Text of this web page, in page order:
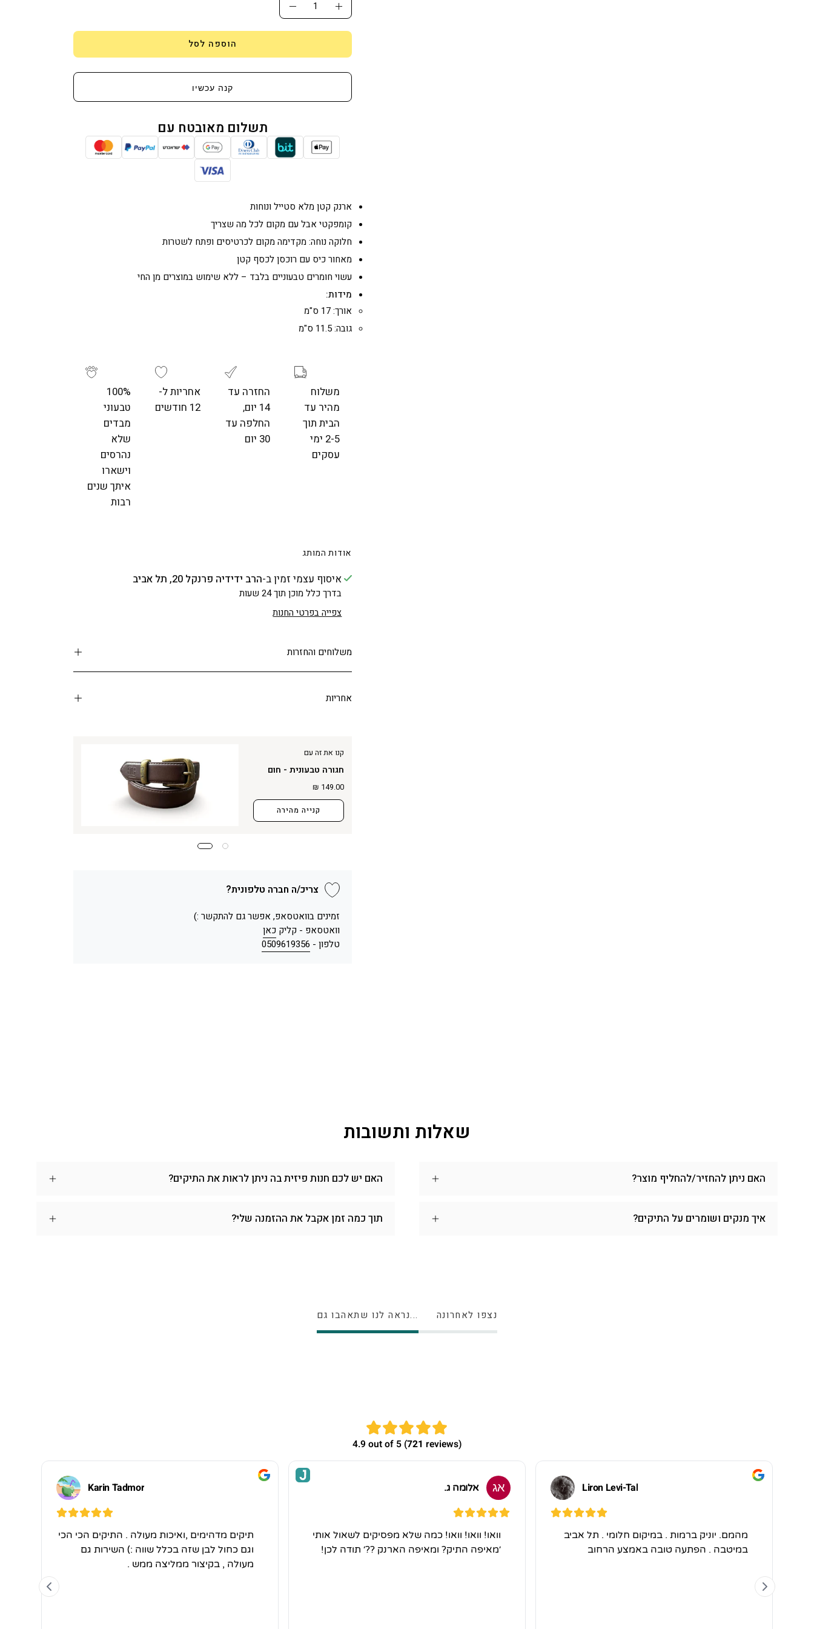
הפחתת
כמות
הגדלת
כמות
הוספה לסל
קנה עכשיו
תשלום מאובטח עם
ארנק קטן מלא סטייל ונוחות
קומפקטי אבל עם מקום לכל מה שצריך
חלוקה נוחה: מקדימה מקום לכרטיסים ופתח לשטרות
מאחור כיס עם רוכסן לכסף קטן
עשוי חומרים טבעוניים בלבד – ללא שימוש במוצרים מן החי
מידות:
אורך: 17 ס"מ
גובה: 11.5 ס"מ
משלוח
מהיר עד
הבית תוך
2-5 ימי
עסקים
החזרה עד
14 יום,
החלפה עד
30 יום
אחריות ל-
12 חודשים
100%
טבעוני
מבדים
שלא
נהרסים
וישארו
איתך שנים
רבות
אודות המותג
איסוף עצמי זמין ב-הרב ידידיה פרנקל 20, תל אביב
בדרך כלל מוכן תוך 24 שעות
צפייה בפרטי החנות
משלוחים והחזרות
אחריות
קנו את זה עם
חגורה טבעונית - חום
149.00 ₪
קנייה מהירה
צריכ/ה חברה טלפונית?
זמינים בוואטסאפ, אפשר גם להתקשר :)
וואטסאפ - קליק כאן
טלפון - 0509619356
שאלות ותשובות
האם ניתן להחזיר/להחליף מוצר?
איך מנקים ושומרים על התיקים?
האם יש לכם חנות פיזית בה ניתן לראות את התיקים?
תוך כמה זמן אקבל את ההזמנה שלי?
נראה לנו שתאהבו גם... נצפו לאחרונה